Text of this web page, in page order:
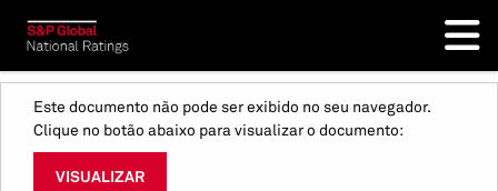
Este documento não pode ser exibido no seu navegador.
Clique no botão abaixo para visualizar o documento:
VISUALIZAR